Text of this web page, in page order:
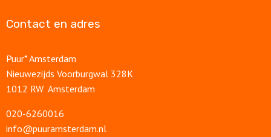
Contact en adres
Puur* Amsterdam
Nieuwezijds Voorburgwal 328K
1012 RW Amsterdam
020-6260016
info@puuramsterdam.nl